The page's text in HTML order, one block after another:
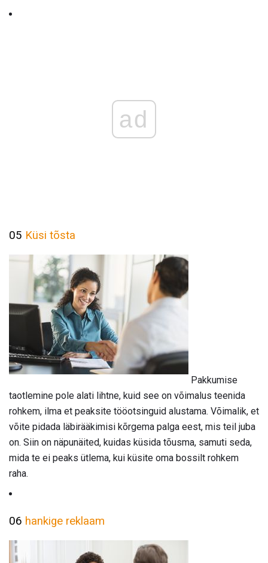
ad
05 Küsi tõsta
Pakkumise
taotlemine pole alati lihtne, kuid see on võimalus teenida
rohkem, ilma et peaksite tööotsinguid alustama. Võimalik, et
võite pidada läbirääkimisi kõrgema palga eest, mis teil juba
on. Siin on näpunäited, kuidas küsida tõusma, samuti seda,
mida te ei peaks ütlema, kui küsite oma bossilt rohkem
raha.
06 hankige reklaam